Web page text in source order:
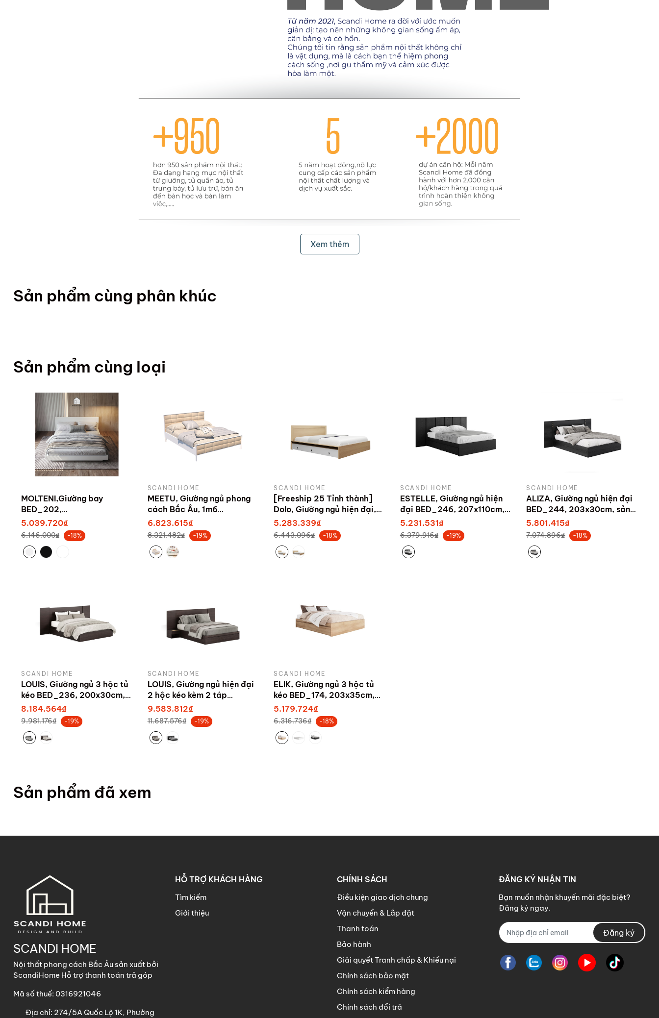
Xem thêm
Sản phẩm cùng phân khúc
Sản phẩm cùng loại
MOLTENI,Giường bay
BED_202,
180X220x74,5cm , Giường
ngủ Scandi Home
5.039.720₫
6.146.000₫ -18%
SCANDI HOME
MEETU, Giường ngủ phong
cách Bắc Âu, 1m6
BED_200, 210x165x45
6.823.615₫
8.321.482₫ -19%
SCANDI HOME
[Freeship 25 Tỉnh thành]
Dolo, Giường ngủ hiện đại,
BED_252, 210x35cm, sản
xuất bởi Scandi Home
5.283.339₫
6.443.096₫ -18%
SCANDI HOME
ESTELLE, Giường ngủ hiện
đại BED_246, 207x110cm,
sản xuất bởi Scandi Home
5.231.531₫
6.379.916₫ -19%
SCANDI HOME
ALIZA, Giường ngủ hiện đại
BED_244, 203x30cm, sản
xuất bởi Scandi Home
5.801.415₫
7.074.896₫ -18%
SCANDI HOME
LOUIS, Giường ngủ 3 hộc tủ
kéo BED_236, 200x30cm,
sản xuất bởi Scandi Home
8.184.564₫
9.981.176₫ -19%
SCANDI HOME
LOUIS, Giường ngủ hiện đại
2 hộc kéo kèm 2 táp
BED_240, 160x200x30cm,
sản xuất bởi Scandi Home
9.583.812₫
11.687.576₫ -19%
SCANDI HOME
ELIK, Giường ngủ 3 hộc tủ
kéo BED_174, 203x35cm,
sản xuất bởi Scandi Home
5.179.724₫
6.316.736₫ -18%
Sản phẩm đã xem
SCANDI HOME
Nội thất phong cách Bắc Âu sản xuất bởi
ScandiHome Hỗ trợ thanh toán trả góp
Mã số thuế: 0316921046
Địa chỉ: 274/5A Quốc Lộ 1K, Phường
HỖ TRỢ KHÁCH HÀNG
Tìm kiếm
Giới thiệu
CHÍNH SÁCH
Điều kiện giao dịch chung
Vận chuyển & Lắp đặt
Thanh toán
Bảo hành
Giải quyết Tranh chấp & Khiếu nại
Chính sách bảo mật
Chính sách kiểm hàng
Chính sách đổi trả
ĐĂNG KÝ NHẬN TIN
Bạn muốn nhận khuyến mãi đặc biệt?
Đăng ký ngay.
Đăng ký